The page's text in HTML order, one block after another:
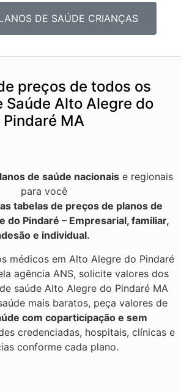
DE SAÚDE CRIANÇAS
preços de todos os
Saúde Alto Alegre do
Pindaré MA
de saúde nacionaise regionais
para você
tabelas de preços de planos de
do Pindaré – Empresarial, familiar,
e individual.
médicos em Alto Alegre do Pindaré
agência ANS, solicite valores dos
saúde Alto Alegre do Pindaré MA
mais baratos, peça valores de
com coparticipação e sem
credenciadas, hospitais, clínicas e
conforme cada plano.